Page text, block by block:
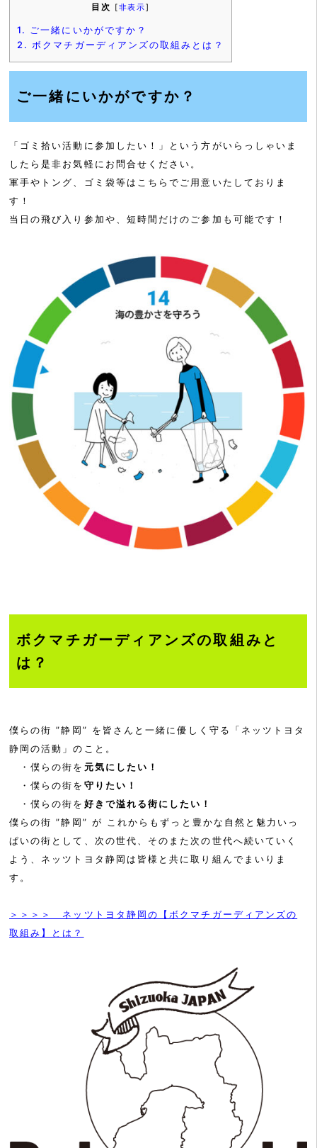
目次 [非表示]
1. ご一緒にいかがですか？
2. ボクマチガーディアンズの取組みとは？
ご一緒にいかがですか？
「ゴミ拾い活動に参加したい！」という方がいらっしゃいま
したら是非お気軽にお問合せください。
軍手やトング、ゴミ袋等はこちらでご用意いたしておりま
す！
当日の飛び入り参加や、短時間だけのご参加も可能です！
ボクマチガーディアンズの取組みと
は？
僕らの街 ”静岡” を皆さんと一緒に優しく守る「ネッツトヨタ
静岡の活動」のこと。
・僕らの街を 元気にしたい！
・僕らの街を 守りたい！
・僕らの街を 好きで溢れる街にしたい！
僕らの街 ”静岡” が これからもずっと豊かな自然と魅力いっ
ぱいの街として、次の世代、そのまた次の世代へ続いていく
よう、ネッツトヨタ静岡は皆様と共に取り組んでまいりま
す。
＞＞＞＞ ネッツトヨタ静岡の【ボクマチガーディアンズの
取組み】とは？